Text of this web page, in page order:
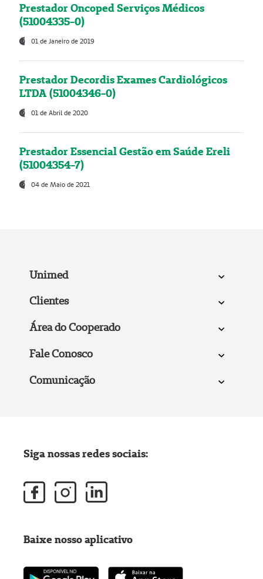
Prestador Oncoped Serviços Médicos
(51004335-0)
01 de Janeiro de 2019
Prestador Decordis Exames Cardiológicos
LTDA (51004346-0)
01 de Abril de 2020
Prestador Essencial Gestão em Saúde Ereli
(51004354-7)
04 de Maio de 2021
Unimed
Clientes
Área do Cooperado
Fale Conosco
Comunicação
Siga nossas redes sociais:
Baixe nosso aplicativo